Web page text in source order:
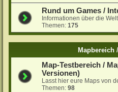
Rund um Games /
Informationen über die
Themen:175
Mapbereich
Map-Testbereich /
Versionen)
Lasst hier eure Maps von
Themen:98